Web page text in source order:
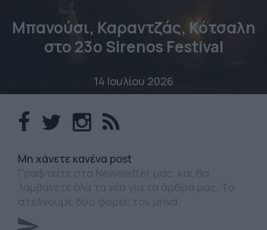
Μπανούσι, Καραντζάς, Κότσαλη
στο 23o Sirenos Festival
14 Ιουλίου 2026
Mη χάνετε κανένα post